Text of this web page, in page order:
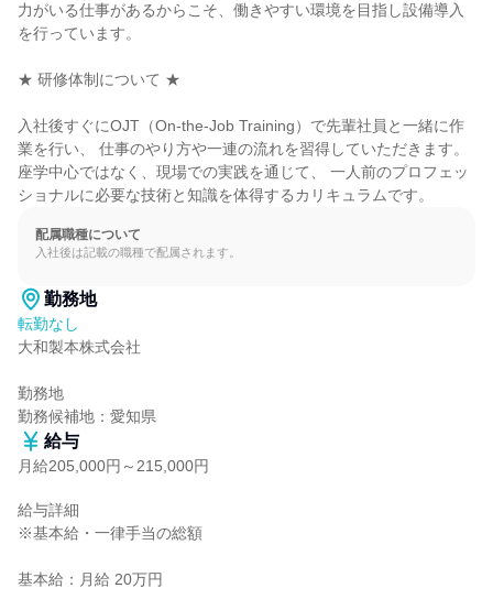
力がいる仕事があるからこそ、働きやすい環境を目指し設備導入
を行っています。
★ 研修体制について ★
入社後すぐにOJT（On-the-Job Training）で先輩社員と一緒に作
業を行い、 仕事のやり方や一連の流れを習得していただきます。
座学中心ではなく、現場での実践を通じて、 一人前のプロフェッ
ショナルに必要な技術と知識を体得するカリキュラムです。
配属職種について
入社後は記載の職種で配属されます。
勤務地
転勤なし
大和製本株式会社
勤務地
勤務候補地：愛知県
給与
月給205,000円～215,000円
給与詳細
※基本給・一律手当の総額
基本給：月給 20万円